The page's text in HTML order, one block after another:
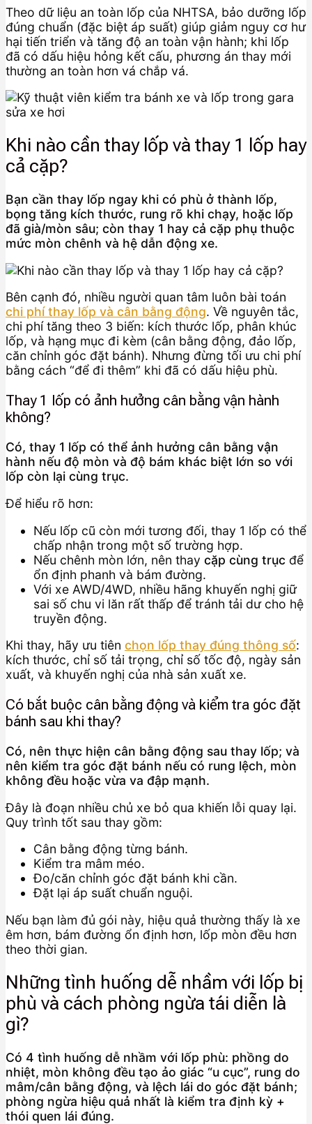
Theo dữ liệu an toàn lốp của NHTSA, bảo dưỡng lốp
đúng chuẩn (đặc biệt áp suất) giúp giảm nguy cơ hư
hại tiến triển và tăng độ an toàn vận hành; khi lốp
đã có dấu hiệu hỏng kết cấu, phương án thay mới
thường an toàn hơn vá chắp vá.
Khi nào cần thay lốp và thay 1 lốp hay
cả cặp?
Bạn cần thay lốp ngay khi có phù ở thành lốp,
bọng tăng kích thước, rung rõ khi chạy, hoặc lốp
đã già/mòn sâu; còn thay 1 hay cả cặp phụ thuộc
mức mòn chênh và hệ dẫn động xe.
Bên cạnh đó, nhiều người quan tâm luôn bài toán
chi phí thay lốp và cân bằng động. Về nguyên tắc,
chi phí tăng theo 3 biến: kích thước lốp, phân khúc
lốp, và hạng mục đi kèm (cân bằng động, đảo lốp,
căn chỉnh góc đặt bánh). Nhưng đừng tối ưu chi phí
bằng cách “để đi thêm” khi đã có dấu hiệu phù.
Thay 1 lốp có ảnh hưởng cân bằng vận hành
không?
Có, thay 1 lốp có thể ảnh hưởng cân bằng vận
hành nếu độ mòn và độ bám khác biệt lớn so với
lốp còn lại cùng trục.
Để hiểu rõ hơn:
Nếu lốp cũ còn mới tương đối, thay 1 lốp có thể
chấp nhận trong một số trường hợp.
Nếu chênh mòn lớn, nên thay cặp cùng trục để
ổn định phanh và bám đường.
Với xe AWD/4WD, nhiều hãng khuyến nghị giữ
sai số chu vi lăn rất thấp để tránh tải dư cho hệ
truyền động.
Khi thay, hãy ưu tiên chọn lốp thay đúng thông số:
kích thước, chỉ số tải trọng, chỉ số tốc độ, ngày sản
xuất, và khuyến nghị của nhà sản xuất xe.
Có bắt buộc cân bằng động và kiểm tra góc đặt
bánh sau khi thay?
Có, nên thực hiện cân bằng động sau thay lốp; và
nên kiểm tra góc đặt bánh nếu có rung lệch, mòn
không đều hoặc vừa va đập mạnh.
Đây là đoạn nhiều chủ xe bỏ qua khiến lỗi quay lại.
Quy trình tốt sau thay gồm:
Cân bằng động từng bánh.
Kiểm tra mâm méo.
Đo/căn chỉnh góc đặt bánh khi cần.
Đặt lại áp suất chuẩn nguội.
Nếu bạn làm đủ gói này, hiệu quả thường thấy là xe
êm hơn, bám đường ổn định hơn, lốp mòn đều hơn
theo thời gian.
Những tình huống dễ nhầm với lốp bị
phù và cách phòng ngừa tái diễn là
gì?
Có 4 tình huống dễ nhầm với lốp phù: phồng do
nhiệt, mòn không đều tạo ảo giác “u cục”, rung do
mâm/cân bằng động, và lệch lái do góc đặt bánh;
phòng ngừa hiệu quả nhất là kiểm tra định kỳ +
thói quen lái đúng.